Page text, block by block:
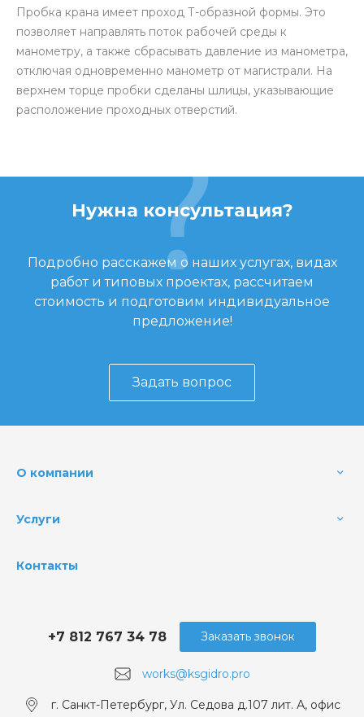
Пробка крана имеет проход Т-образной формы. Это
позволяет направлять поток рабочей среды к
манометру, а также сбрасывать давление из манометра,
отключая одновременно манометр от магистрали. На
верхнем торце пробки сделаны шлицы, указывающие
расположение проходных отверстий.
Нужна консультация?
Подробно расскажем о наших услугах, видах
работ и типовых проектах, рассчитаем
стоимость и подготовим индивидуальное
предложение!
Задать вопрос
О компании
Услуги
Контакты
works@ksgidro.pro
+7 812 767 34 78
г. Санкт-Петербург, Ул. Седова д.107 лит. А, офис
Заказать звонок